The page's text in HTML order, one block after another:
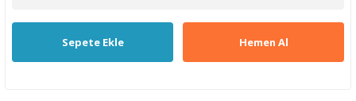
Sepete Ekle Hemen Al